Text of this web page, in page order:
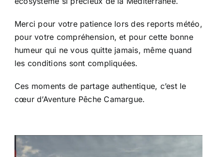
Merci pour votre patience lors des reports météo,
pour votre compréhension, et pour cette bonne
humeur qui ne vous quitte jamais, même quand
les conditions sont compliquées.
Ces moments de partage authentique, c’est le
cœur d’Aventure Pêche Camargue.